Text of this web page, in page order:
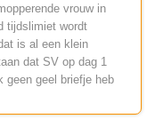
vrouw in
tijdslimiet wordt
is al een klein
dat SV op dag 1
geen geel briefje heb